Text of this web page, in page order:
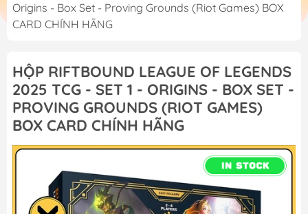
Origins - Box Set - Proving Grounds (Riot Games) BOX
CARD CHÍNH HÃNG
HỘP RIFTBOUND LEAGUE OF LEGENDS
2025 TCG - SET 1 - ORIGINS - BOX SET -
PROVING GROUNDS (RIOT GAMES)
BOX CARD CHÍNH HÃNG